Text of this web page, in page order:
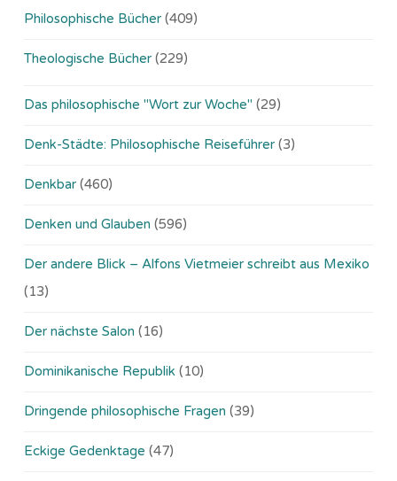
Philosophische Bücher (409)
Theologische Bücher (229)
Das philosophische "Wort zur Woche" (29)
Denk-Städte: Philosophische Reiseführer (3)
Denkbar (460)
Denken und Glauben (596)
Der andere Blick – Alfons Vietmeier schreibt aus Mexiko
(13)
Der nächste Salon (16)
Dominikanische Republik (10)
Dringende philosophische Fragen (39)
Eckige Gedenktage (47)